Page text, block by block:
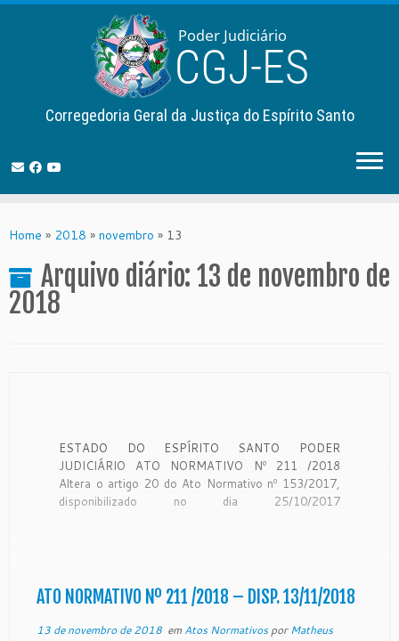
to
Corregedoria Geral da Justiça do Espírito Santo
Home » 2018 » novembro » 13
Arquivo diário: 13 de novembro de
2018
ESTADO DO ESPÍRITO SANTO PODER
JUDICIÁRIO ATO NORMATIVO Nº 211 /2018
Altera o artigo 20 do Ato Normativo nº 153/2017,
disponibilizado no dia 25/10/2017
ATO NORMATIVO Nº 211 /2018 – DISP. 13/11/2018
13 de novembro de 2018em Atos NormativosporMatheus